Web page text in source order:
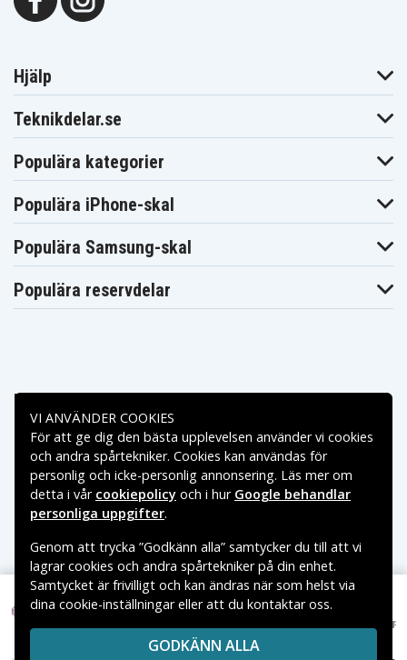
119 kr
Hjälp
Teknikdelar.se
Populära kategorier
Populära iPhone-skal
Populära Samsung-skal
Populära reservdelar
Betalningsalternativ
Leveransalternativ
Copyright © 2026, Spares Nordic AB
VARUMÄRKEN SOM NÄMNS PÅ SIDAN TILLHÖR RESPEKTIVE
VARUMÄRKES ÄGARE.
VI ANVÄNDER COOKIES
För att ge dig den bästa upplevelsen använder vi cookies
och andra spårtekniker. Cookies kan användas för
personlig och icke-personlig annonsering. Läs mer om
detta i vår cookiepolicy och i hur Google behandlar
personliga uppgifter.
Genom att trycka ”Godkänn alla” samtycker du till att vi
lagrar cookies och andra spårtekniker på din enhet.
Samtycket är frivilligt och kan ändras när som helst via
dina cookie-inställningar eller att du kontaktar oss.
GODKÄNN ALLA